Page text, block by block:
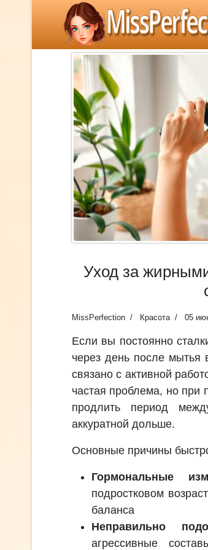
Уход за
MissPerfection Красота 05
Если вы постоянно
через день после мытья
связано с активной
частая проблема, но при
продлить период
аккуратной дольше.
Основные причины
Гормональные
подростковом
баланса
Неправильно
агрессивные